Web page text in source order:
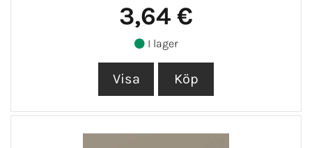
3,64 €
I lager